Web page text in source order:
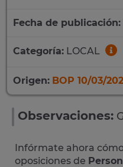
Fecha de publicación:
Categoría: LOCAL
Origen: BOP 10/03/
Observaciones:
Infórmate ahora
oposiciones de